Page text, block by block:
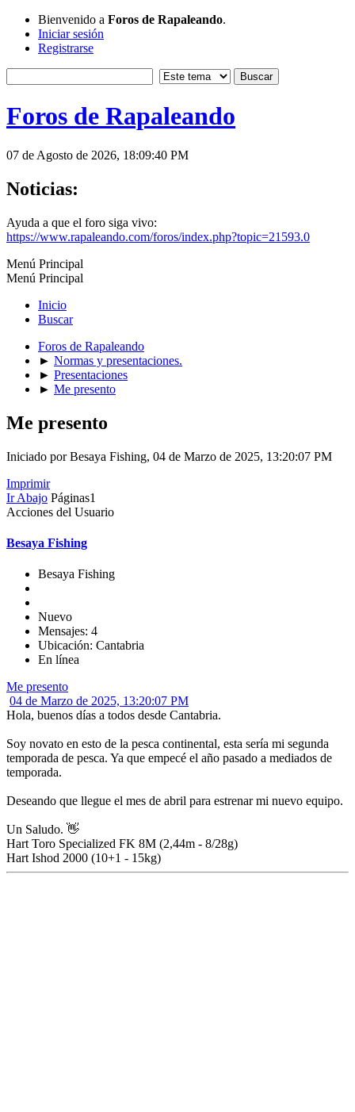
Bienvenido a Foros de Rapaleando.
Iniciar sesión
Registrarse
Foros de Rapaleando
07 de Agosto de 2026, 18:09:40 PM
Noticias:
Ayuda a que el foro siga vivo:
https://www.rapaleando.com/foros/index.php?topic=21593.0
Menú Principal
Menú Principal
Inicio
Buscar
Foros de Rapaleando
► Normas y presentaciones.
► Presentaciones
► Me presento
Me presento
Iniciado por Besaya Fishing, 04 de Marzo de 2025, 13:20:07 PM
Imprimir
Ir Abajo Páginas1
Acciones del Usuario
Besaya Fishing
Besaya Fishing
Nuevo
Mensajes: 4
Ubicación: Cantabria
En línea
Me presento
04 de Marzo de 2025, 13:20:07 PM
Hola, buenos días a todos desde Cantabria.
Soy novato en esto de la pesca continental, esta sería mi segunda
temporada de pesca. Ya que empecé el año pasado a mediados de
temporada.
Deseando que llegue el mes de abril para estrenar mi nuevo equipo.
Un Saludo. 👋
Hart Toro Specialized FK 8M (2,44m - 8/28g)
Hart Ishod 2000 (10+1 - 15kg)